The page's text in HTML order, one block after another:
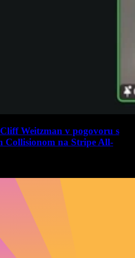
Weitzman v pogovoru s
Collisionom na Stripe All-